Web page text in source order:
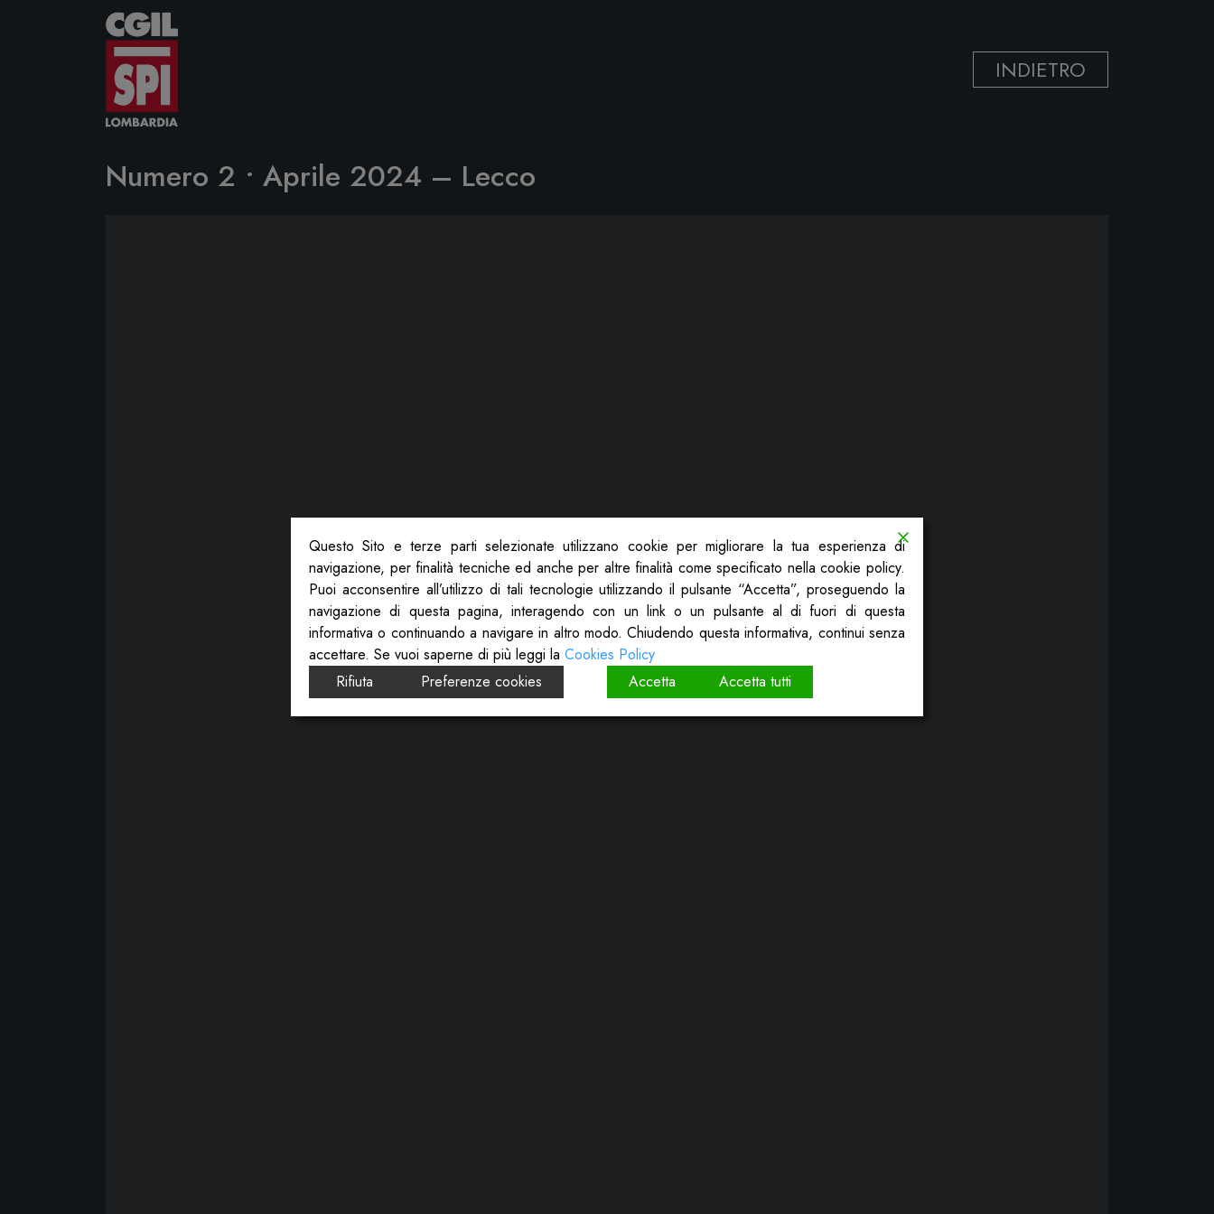
Vai al contenuto
INDIETRO
Numero 2 • Aprile 2024 – Lecco
Questo Sito e terze parti selezionate utilizzano cookie per migliorare la tua esperienza di
navigazione, per finalità tecniche ed anche per altre finalità come specificato nella cookie policy.
Puoi acconsentire all’utilizzo di tali tecnologie utilizzando il pulsante “Accetta”, proseguendo la
navigazione di questa pagina, interagendo con un link o un pulsante al di fuori di questa
informativa o continuando a navigare in altro modo. Chiudendo questa informativa, continui senza
accettare. Se vuoi saperne di più leggi la Cookies Policy
Rifiuta
Preferenze cookies Accetta Accetta tutti